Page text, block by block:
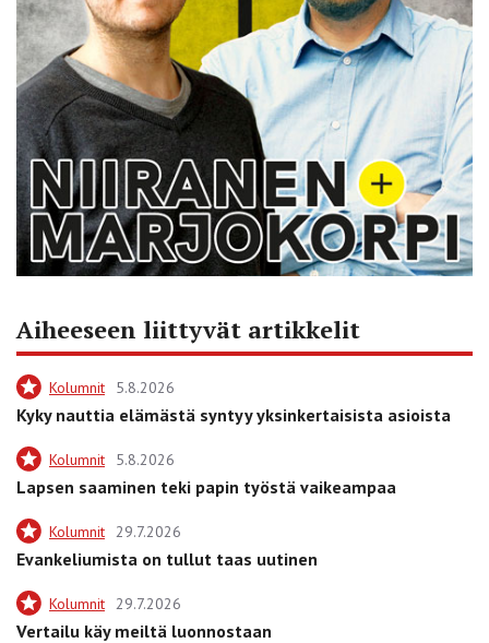
Aiheeseen liittyvät artikkelit
Kolumnit 5.8.2026
Kyky nauttia elämästä syntyy yksinkertaisista asioista
Kolumnit 5.8.2026
Lapsen saaminen teki papin työstä vaikeampaa
Kolumnit 29.7.2026
Evankeliumista on tullut taas uutinen
Kolumnit 29.7.2026
Vertailu käy meiltä luonnostaan